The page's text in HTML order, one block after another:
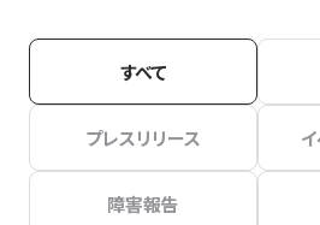
すべて
プレスリリース
障害報告